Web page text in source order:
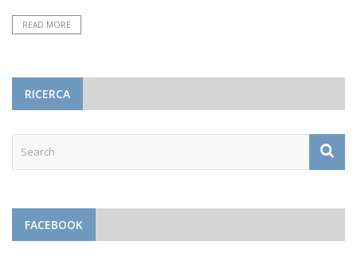
READ MORE
RICERCA
FACEBOOK